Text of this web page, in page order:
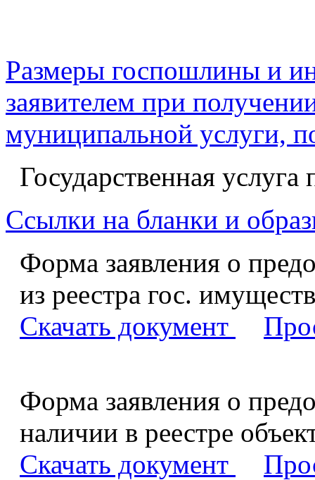
Размеры госпошлины и
заявителем при
муниципальной услуги,
Государственная услуга
Ссылки на бланки и
Форма заявления о
из реестра гос.
Скачать документ
Форма заявления о
наличии в реестре
Скачать документ